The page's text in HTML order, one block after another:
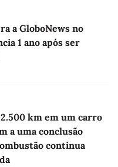
a GloboNews no
1 ano após ser
km em um carro
a uma conclusão
continua